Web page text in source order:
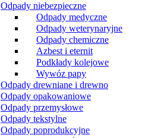
Odpady niebezpieczne
Odpady medyczne
Odpady weterynaryjne
Odpady chemiczne
Azbest i eternit
Podkłady kolejowe
Wywóz papy
Odpady drewniane i drewno
Odpady opakowaniowe
Odpady przemysłowe
Odpady tekstylne
Odpady poprodukcyjne